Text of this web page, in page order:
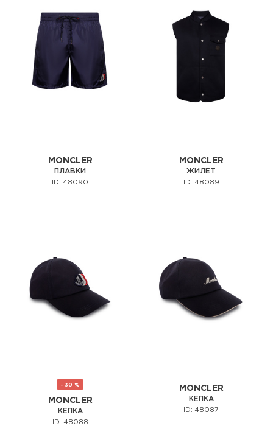
MONCLER
ПЛАВКИ
ID: 48090
MONCLER
ЖИЛЕТ
ID: 48089
- 30 %
MONCLER
КЕПКА
ID: 48088
MONCLER
КЕПКА
ID: 48087